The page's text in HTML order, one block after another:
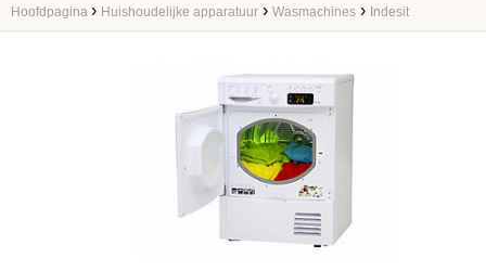
Hoofdpagina › Huishoudelijke apparatuur › Wasmachines › Indesit